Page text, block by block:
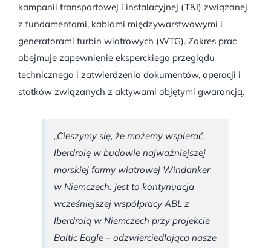
kampanii transportowej i instalacyjnej (T&I) związanej
z fundamentami, kablami międzywarstwowymi i
generatorami turbin wiatrowych (WTG). Zakres prac
obejmuje zapewnienie eksperckiego przeglądu
technicznego i zatwierdzenia dokumentów, operacji i
statków związanych z aktywami objętymi gwarancją.
„Cieszymy się, że możemy wspierać
Iberdrolę w budowie najważniejszej
morskiej farmy wiatrowej Windanker
w Niemczech. Jest to kontynuacja
wcześniejszej współpracy ABL z
Iberdrolą w Niemczech przy projekcie
Baltic Eagle – odzwierciedlająca nasze